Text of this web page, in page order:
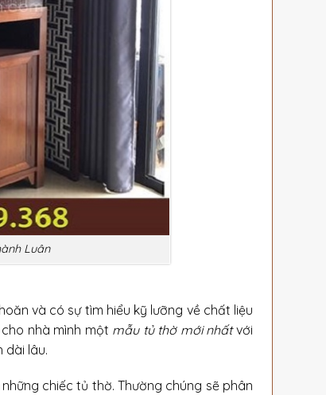
Luân
và có sự tìm hiểu kỹ lưỡng về chất liệu
nhà mình một mẫu tủ thờ mới nhấtvới
dài lâu.
chiếc tủ thờ. Thường chúng sẽ phân